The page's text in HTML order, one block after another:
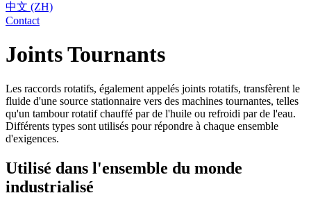
中文 (ZH)
Contact
Joints Tournants
Les raccords rotatifs, également appelés joints rotatifs, transfèrent le
fluide d'une source stationnaire vers des machines tournantes, telles
qu'un tambour rotatif chauffé par de l'huile ou refroidi par de l'eau.
Différents types sont utilisés pour répondre à chaque ensemble
d'exigences.
Utilisé dans l'ensemble du monde
industrialisé